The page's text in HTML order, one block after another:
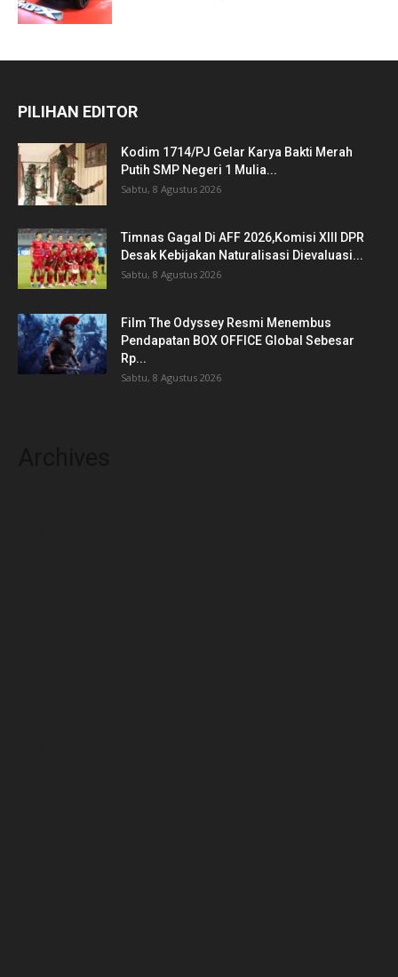
PILIHAN EDITOR
Kodim 1714/PJ Gelar Karya Bakti Merah
Putih SMP Negeri 1 Mulia...
Sabtu, 8 Agustus 2026
Timnas Gagal Di AFF 2026,Komisi XIII DPR
Desak Kebijakan Naturalisasi Dievaluasi...
Sabtu, 8 Agustus 2026
Film The Odyssey Resmi Menembus
Pendapatan BOX OFFICE Global Sebesar
Rp...
Sabtu, 8 Agustus 2026